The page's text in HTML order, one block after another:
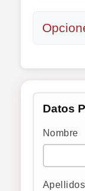
Pago
Paga el
Datos
Nombre
Apellidos